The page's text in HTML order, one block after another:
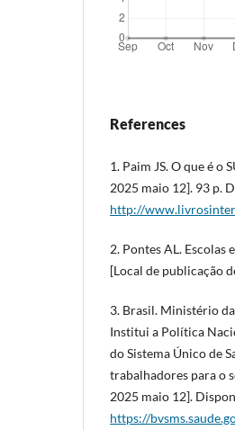
References
1. Paim JS. O que é o
2025 maio 12]. 93 p.
http://
2. Pontes AL. Escolas
[Local de publicação
3. Brasil. Ministério
Institui a Política
do Sistema Único de
trabalhadores para o
2025 maio 12].
https://